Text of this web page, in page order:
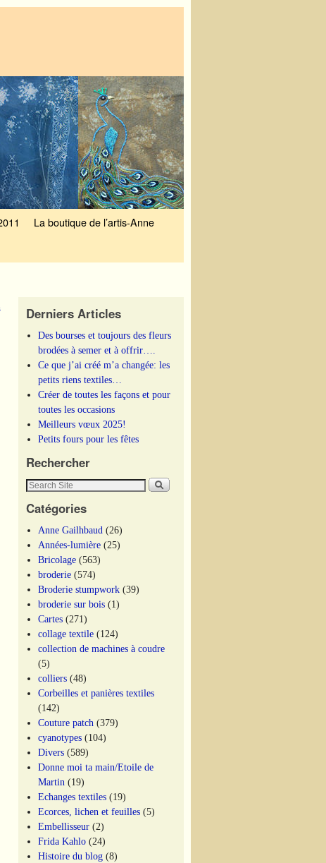
La boutique de l’artis-Anne
Derniers Articles
Des bourses et toujours des fleurs
brodées à semer et à offrir….
Ce que j’ai créé m’a changée: les
petits riens textiles…
Créer de toutes les façons et pour
toutes les occasions
Meilleurs vœux 2025!
Petits fours pour les fêtes
Rechercher
Catégories
Anne Gailhbaud (26)
Années-lumière (25)
Bricolage (563)
broderie (574)
Broderie stumpwork (39)
broderie sur bois (1)
Cartes (271)
collage textile (124)
collection de machines à coudre
(5)
colliers (48)
Corbeilles et panières textiles
(142)
Couture patch (379)
cyanotypes (104)
Divers (589)
Donne moi ta main/Etoile de
Martin (19)
Echanges textiles (19)
Ecorces, lichen et feuilles (5)
Embellisseur (2)
Frida Kahlo (24)
Histoire du blog (8)